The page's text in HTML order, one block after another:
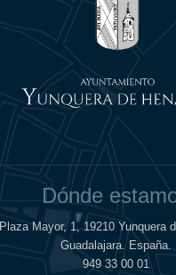
Dónde
Plaza Mayor, 1, 19210 Yunquera
Guadalajara. España.
949 33 00 01